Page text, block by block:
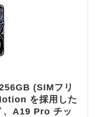
(SIMフリ
を採用した
、A19 Pro チッ